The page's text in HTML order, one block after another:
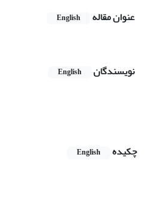
عنوان مقاله
English
نویسندگان English
چکیده
English